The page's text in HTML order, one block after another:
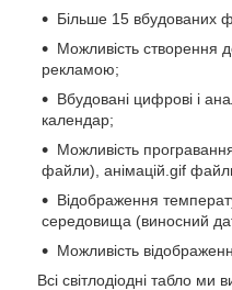
Більше 15 вбудованих
Можливість створення
рекламою;
Вбудовані цифрові і
календар;
Можливість
файли), анімацій.gif
Відображення
середовища (виносний
Можливість
Всі світлодіодні табло ми